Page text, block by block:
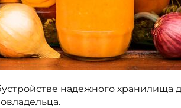
надежного